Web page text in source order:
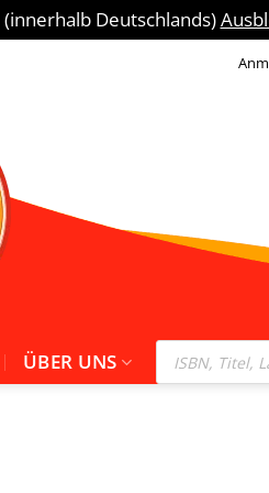
Deutschlands)
ÜBER UNS
Products
search